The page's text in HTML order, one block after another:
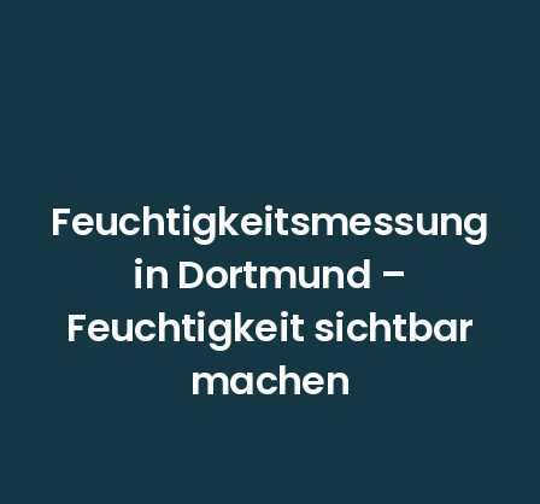
Feuchtigkeitsmessung
in Dortmund –
Feuchtigkeit sichtbar
machen